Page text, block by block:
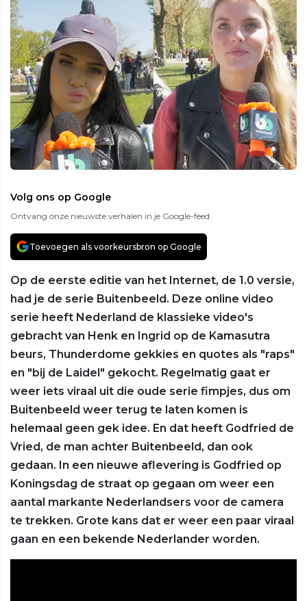
Volg ons op Google
Ontvang onze nieuwste verhalen in je Google-feed
Toevoegen als voorkeursbron op Google
Op de eerste editie van het Internet, de 1.0 versie,
had je de serie Buitenbeeld. Deze online video
serie heeft Nederland de klassieke video's
gebracht van Henk en Ingrid op de Kamasutra
beurs, Thunderdome gekkies en quotes als "raps"
en "bij de Laidel" gekocht. Regelmatig gaat er
weer iets viraal uit die oude serie fimpjes, dus om
Buitenbeeld weer terug te laten komen is
helemaal geen gek idee. En dat heeft Godfried de
Vried, de man achter Buitenbeeld, dan ook
gedaan. In een nieuwe aflevering is Godfried op
Koningsdag de straat op gegaan om weer een
aantal markante Nederlandsers voor de camera
te trekken. Grote kans dat er weer een paar viraal
gaan en een bekende Nederlander worden.